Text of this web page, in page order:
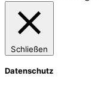
Schließen
Datenschutz